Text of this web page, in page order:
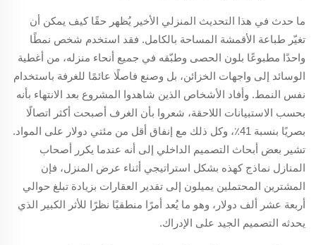
ما حدث في هذا التحديث المنزلي الأخير يُظهر حقًا كيف يمكن أن
تغيّر طباعة الأقمشة المساحة بالكامل. فقد استخدم شخص نمطًا
واحدًا مطبوعًا بلون الحصى وطبّقه في جميع أنحاء منزله، من أغطية
الوسائد إلى واجهات الخزائن، بل وصنع فاصلًا عائمًا للغرفة باستخدام
نفس النمط. وأفاد الأشخاص الذين شاهدوا المشروع بعد الانتهاء بأنه
بحسب الاستبيانات اللاحقة، شعروا بأن الغرف أصبحت أكثر اتصالًا
بصريًا بنسبة 41٪، وكل ذلك مع إنفاق أقل من مئتي دولار على المواد.
تشير بعض أبحاث التصميم الداخلي إلى أنه عندما يكرر أصحاب
المنازل نماذج كهذه بشكل استراتيجي أثناء عرض المنزل، فإن
المشترين المحتملين يميلون إلى تقدير العقارات بزيادة تبلغ حوالي
أربعة عشر ألف دولار، وهو ما يُعد أمرًا منطقيًا نظرًا للأثر الكبير الذي
يحدثه التصميم الجيد على الإدراك.